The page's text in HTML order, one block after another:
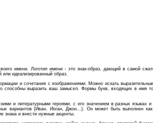
имени. Логотип имени - это знак-образ, дающий в самой
идеализированный образ.
и сочетания с изображениями. Можно искать
выразить ваш замысел. Формы букв, входящих в имя
и литературными героями, с его значением в разных
вариантов (Иван, Иоган, Джон...). Он может быть выполнен
знака и внести нужные акценты.